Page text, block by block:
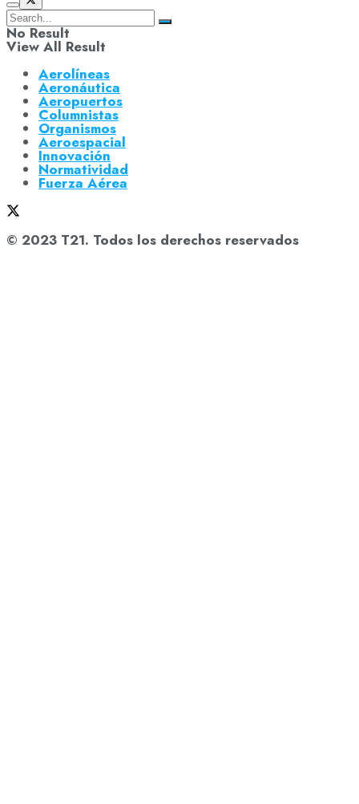
No Result
View All Result
Aerolíneas
Aeronáutica
Aeropuertos
Columnistas
Organismos
Aeroespacial
Innovación
Normatividad
Fuerza Aérea
© 2023 T21. Todos los derechos reservados